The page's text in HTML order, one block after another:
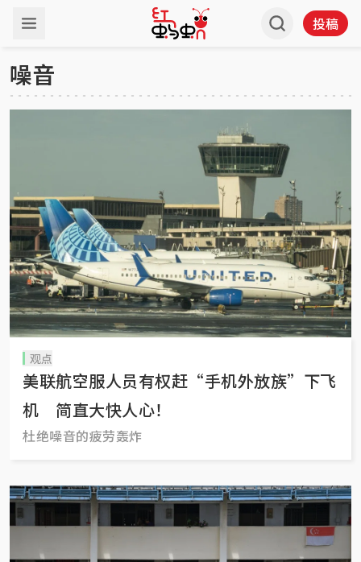
投稿
噪音
观点
美联航空服人员有权赶“手机外放族”下飞
机 简直大快人心！
杜绝噪音的疲劳轰炸